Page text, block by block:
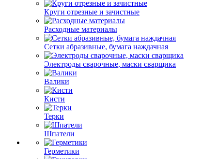
Круги отрезные и зачистные
Расходные материалы
Сетки абразивные, бумага наждачная
Электроды сварочные, маски сварщика
Валики
Кисти
Терки
Шпатели
Герметики